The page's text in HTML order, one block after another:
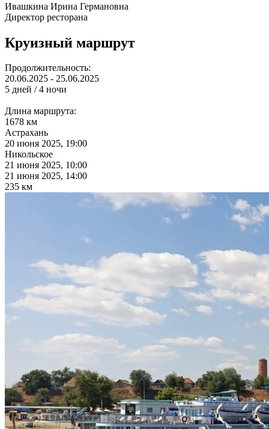
Ивашкина Ирина Германовна
Директор ресторана
Круизный маршрут
Продолжительность:
20.06.2025 - 25.06.2025
5 дней / 4 ночи
Длина маршрута:
1678 км
Астрахань
20 июня 2025, 19:00
Никольское
21 июня 2025, 10:00
21 июня 2025, 14:00
235 км